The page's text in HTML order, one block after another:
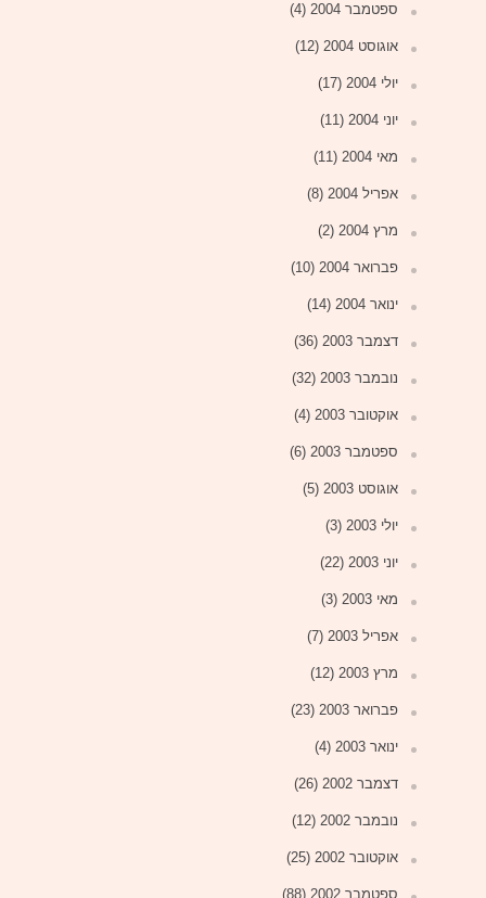
ספטמבר 2004 (4)
אוגוסט 2004 (12)
יולי 2004 (17)
יוני 2004 (11)
מאי 2004 (11)
אפריל 2004 (8)
מרץ 2004 (2)
פברואר 2004 (10)
ינואר 2004 (14)
דצמבר 2003 (36)
נובמבר 2003 (32)
אוקטובר 2003 (4)
ספטמבר 2003 (6)
אוגוסט 2003 (5)
יולי 2003 (3)
יוני 2003 (22)
מאי 2003 (3)
אפריל 2003 (7)
מרץ 2003 (12)
פברואר 2003 (23)
ינואר 2003 (4)
דצמבר 2002 (26)
נובמבר 2002 (12)
אוקטובר 2002 (25)
ספטמבר 2002 (88)